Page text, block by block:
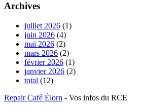
Archives
juillet 2026 (1)
juin 2026 (4)
mai 2026 (2)
mars 2026 (2)
février 2026 (1)
janvier 2026 (2)
total (12)
Repair Café Élorn - Vos infos du RCE